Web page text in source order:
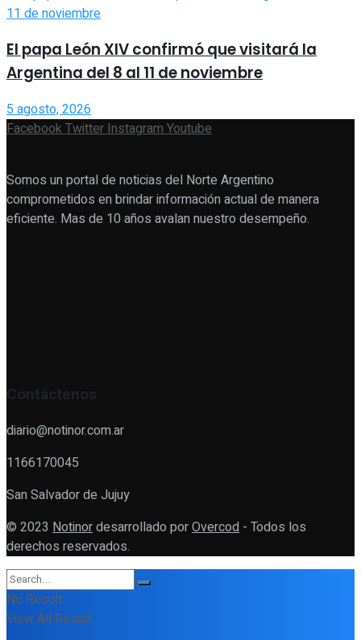
El papa León XIV confirmó que visitará la
Argentina del 8 al 11 de noviembre
5 agosto, 2026
FacebookTwitterInstagramYoutube
Somos un portal de noticias del Norte Argentino
comprometidos en brindar información actual de manera
eficiente. Mas de 10 años avalan nuestro desempeño.
Contáctenos
diario@notinor.com.ar
1166170045
San Salvador de Jujuy
© 2023 Notinordesarrollado porOvercod - Todos los
derechos reservados.
No Result
View All Result